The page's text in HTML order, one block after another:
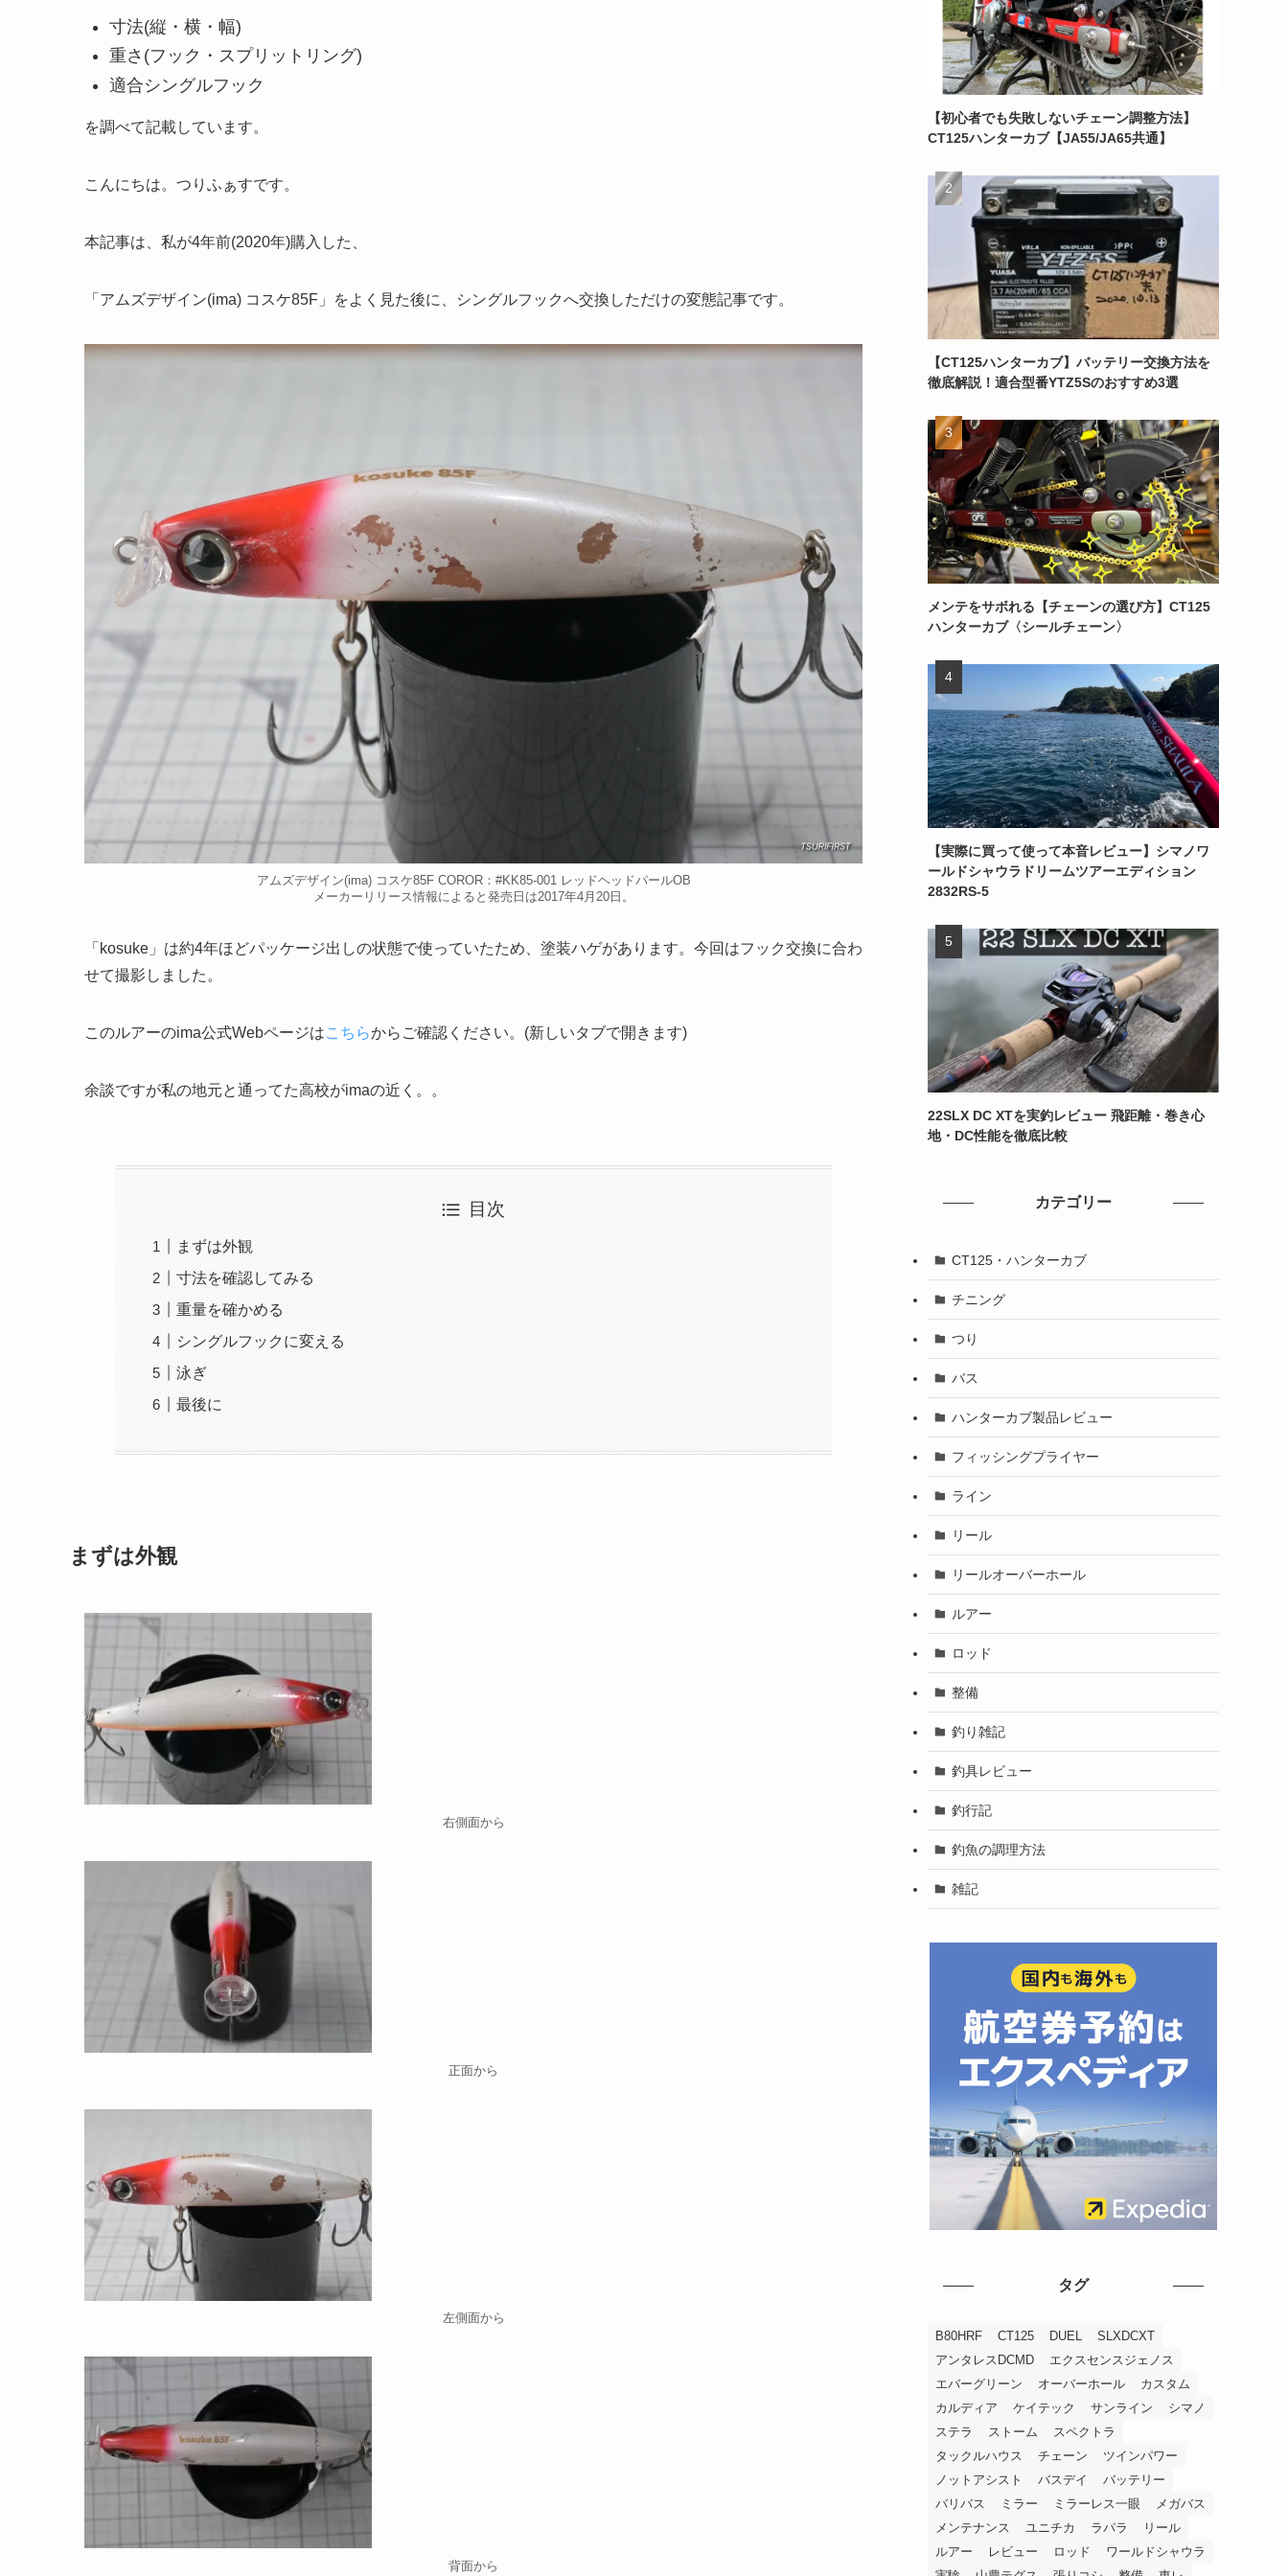
寸法(縦・横・幅)
重さ(フック・スプリットリング)
適合シングルフック
を調べて記載しています。
こんにちは。つりふぁすです。
本記事は、私が4年前(2020年)購入した、
「アムズデザイン(ima) コスケ85F」をよく見た後に、シングルフックへ交換しただけの変態記事です。
アムズデザイン(ima) コスケ85F COROR：#KK85-001 レッドヘッドパールOB
メーカーリリース情報によると発売日は2017年4月20日。
「kosuke」は約4年ほどパッケージ出しの状態で使っていたため、塗装ハゲがあります。今回はフック交換に合わ
せて撮影しました。
このルアーのima公式Webページはこちらからご確認ください。(新しいタブで開きます)
余談ですが私の地元と通ってた高校がimaの近く。。
目次
まずは外観
寸法を確認してみる
重量を確かめる
シングルフックに変える
泳ぎ
最後に
まずは外観
右側面から
正面から
左側面から
背面から
【初心者でも失敗しないチェーン調整方法】
CT125ハンターカブ【JA55/JA65共通】
【CT125ハンターカブ】バッテリー交換方法を
徹底解説！適合型番YTZ5Sのおすすめ3選
メンテをサボれる【チェーンの選び方】CT125
ハンターカブ〈シールチェーン〉
【実際に買って使って本音レビュー】シマノワ
ールドシャウラドリームツアーエディション
2832RS-5
22SLX DC XTを実釣レビュー 飛距離・巻き心
地・DC性能を徹底比較
カテゴリー
CT125・ハンターカブ
チニング
つり
バス
ハンターカブ製品レビュー
フィッシングプライヤー
ライン
リール
リールオーバーホール
ルアー
ロッド
整備
釣り雑記
釣具レビュー
釣行記
釣魚の調理方法
雑記
タグ
B80HRF CT125 DUEL
SLXDCXT
アンタレスDCMD
エクスセンスジェノス
エバーグリーン
オーバーホール
カスタム
カルディア
ケイテック サンライン
シマノ
ステラ
ストーム
スペクトラ
タックルハウス
チェーン
ツインパワー
ノットアシスト
バスデイ
バッテリー
バリバス
ミラー ミラーレス一眼
メガバス
メンテナンス
ユニチカ ラパラ
リール
ルアー
レビュー ロッド
ワールドシャウラ